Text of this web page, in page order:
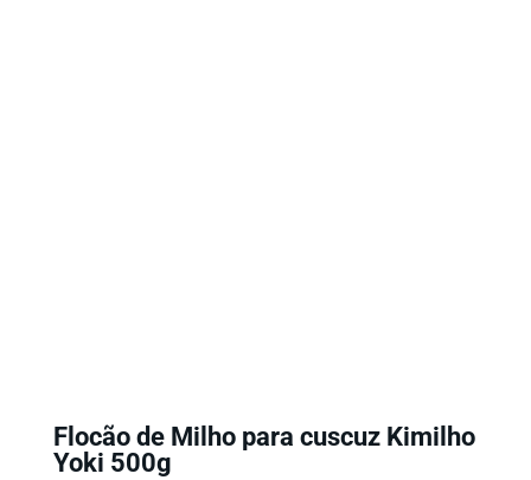
Flocão de Milho para cuscuz Kimilho
Yoki 500g